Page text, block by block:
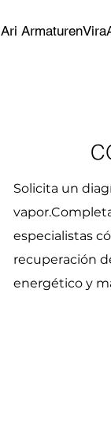
Ari ArmaturenVira
Solicita un
vapor.
especialistas
recuperación
energético y